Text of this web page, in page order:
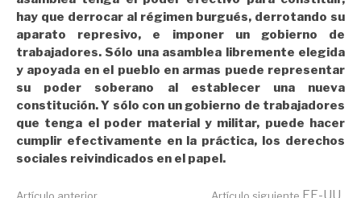
hay que derrocar al régimen burgués, derrotando su
aparato represivo, e imponer un gobierno de
trabajadores. Sólo una asamblea libremente elegida
y apoyada en el pueblo en armas puede representar
su poder soberano al establecer una nueva
constitución. Y sólo con un gobierno de trabajadores
que tenga el poder material y militar, puede hacer
cumplir efectivamente en la práctica, los derechos
sociales reivindicados en el papel.
Artículo anterior Artículo siguiente EE-UU